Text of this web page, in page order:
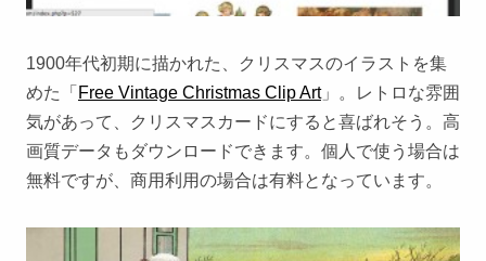
1900年代初期に描かれた、クリスマスのイラストを集
めた「 Free Vintage Christmas Clip Art」。レトロな雰囲
気があって、クリスマスカードにすると喜ばれそう。高
画質データもダウンロードできます。個人で使う場合は
無料ですが、商用利用の場合は有料となっています。